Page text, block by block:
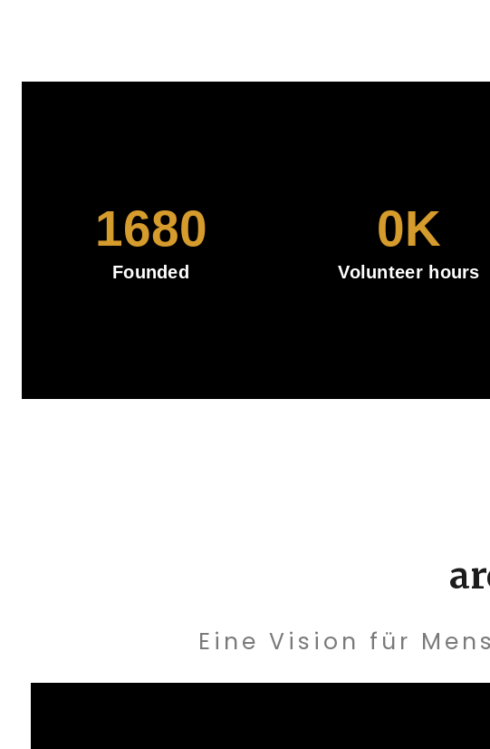
Founded
1680
Volunteer hours
0K
Eine Vision für